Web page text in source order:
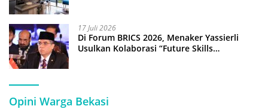
17 Juli 2026
Di Forum BRICS 2026, Menaker Yassierli
Usulkan Kolaborasi “Future Skills
Opini Warga Bekasi